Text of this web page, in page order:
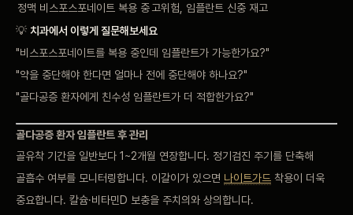
정맥 비스포스포네이트 복용 중고위험, 임플란트 신중 재고
💡 치과에서 이렇게 질문해보세요
"비스포스포네이트를 복용 중인데 임플란트가 가능한가요?"
"약을 중단해야 한다면 얼마나 전에 중단해야 하나요?"
"골다공증 환자에게 친수성 임플란트가 더 적합한가요?"
골다공증 환자 임플란트후 관리
골유착 기간을 일반보다 1~2개월 연장합니다. 정기검진 주기를 단축해
골흡수 여부를 모니터링합니다. 이갈이가 있으면 나이트가드 착용이 더욱
중요합니다. 칼슘·비타민D 보충을 주치의와 상의합니다.